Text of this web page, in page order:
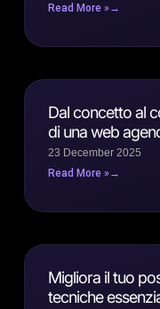
Read More »
Dal concetto al
di una web
23 December 2025
Read More »
Migliora il tuo
tecniche